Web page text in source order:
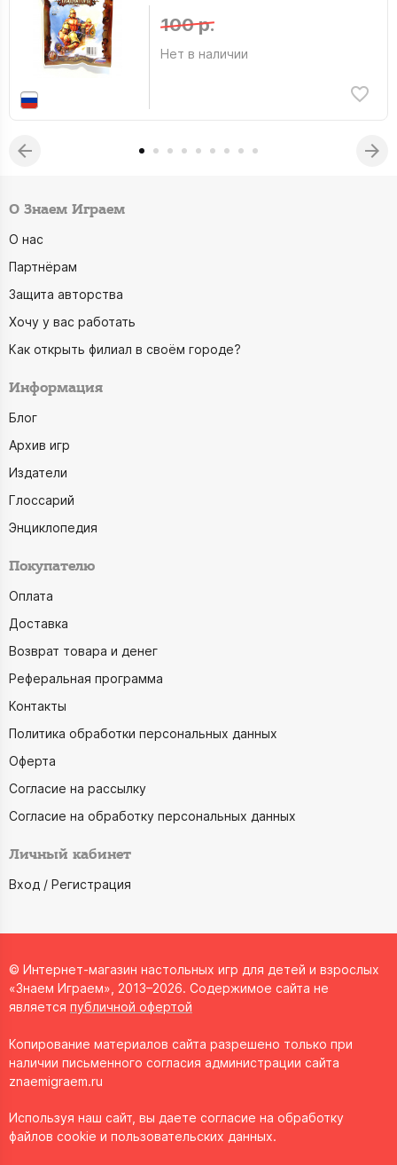
100 р.
Нет в наличии
О Знаем Играем
О нас
Партнёрам
Защита авторства
Хочу у вас работать
Как открыть филиал в своём городе?
Информация
Блог
Архив игр
Издатели
Глоссарий
Энциклопедия
Покупателю
Оплата
Доставка
Возврат товара и денег
Реферальная программа
Контакты
Политика обработки персональных данных
Оферта
Согласие на рассылку
Согласие на обработку персональных данных
Личный кабинет
Вход / Регистрация
© Интернет-магазин настольных игр для детей и взрослых
«Знаем Играем», 2013–2026. Содержимое сайта не
является публичной офертой
Копирование материалов сайта разрешено только при
наличии письменного согласия администрации сайта
znaemigraem.ru
Используя наш сайт, вы даете согласие на обработку
файлов cookie и пользовательских данных.